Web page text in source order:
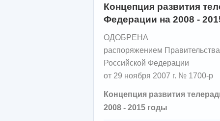
Концепция развития
Федерации на 2008 -
ОДОБРЕНА
распоряжением Правительства
Российской Федерации
от 29 ноября 2007 г. № 1700-р
Концепция развития
2008 - 2015 годы